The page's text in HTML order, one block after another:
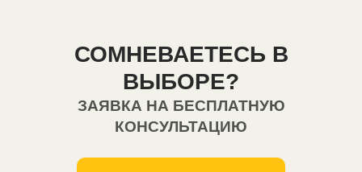
СОМНЕВАЕТЕСЬ В
ВЫБОРЕ?
ЗАЯВКА НА БЕСПЛАТНУЮ
КОНСУЛЬТАЦИЮ